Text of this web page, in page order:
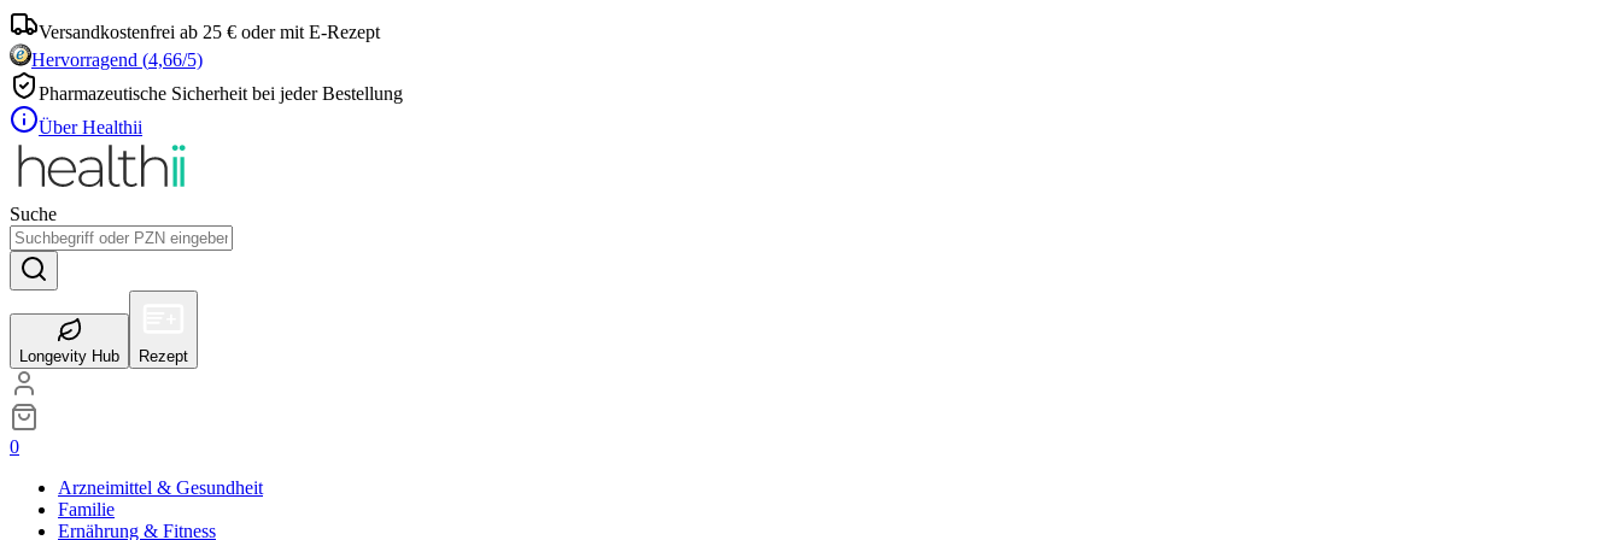
Versandkostenfrei ab 25 € oder mit E-Rezept
Hervorragend (4,66/5)
Pharmazeutische Sicherheit bei jeder Bestellung
Über Healthii
Suche
Longevity Hub Rezept
0
Arzneimittel & Gesundheit
Familie
Ernährung & Fitness